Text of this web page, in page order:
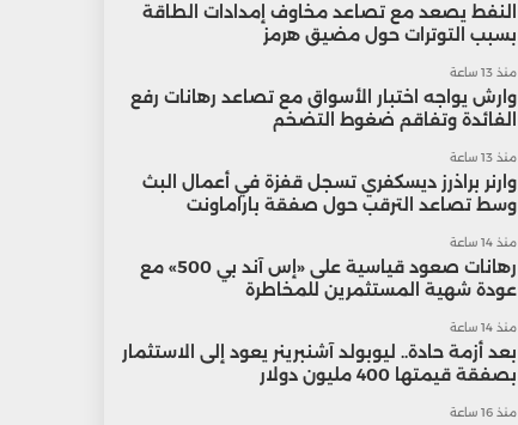
النفط يصعد مع تصاعد مخاوف إمدادات الطاقة
بسبب التوترات حول مضيق هرمز
منذ 13 ساعة
وارش يواجه اختبار الأسواق مع تصاعد رهانات رفع
الفائدة وتفاقم ضغوط التضخم
منذ 13 ساعة
وارنر براذرز ديسكفري تسجل قفزة في أعمال البث
وسط تصاعد الترقب حول صفقة باراماونت
منذ 14 ساعة
رهانات صعود قياسية على «إس آند بي 500» مع
عودة شهية المستثمرين للمخاطرة
منذ 14 ساعة
بعد أزمة حادة.. ليوبولد آشنبرينر يعود إلى الاستثمار
بصفقة قيمتها 400 مليون دولار
منذ 16 ساعة